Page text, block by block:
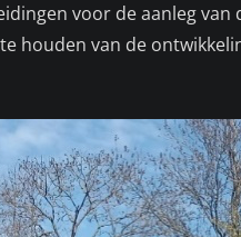
voor de aanleg
houden van de